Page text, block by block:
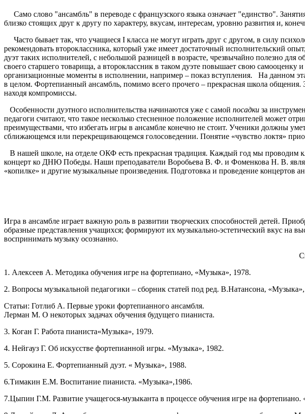
Само слово "ансамбль" в переводе с французского языка означает "единство".
близко стоящих друг к другу по характеру, вкусам, интересам, уровню развития и,
Часто бывает так, что учащиеся I класса не могут играть друг с другом, в силу
рекомендовать второклассника, который уже имеет достаточный исполнительский
дуэт таких исполнителей, с небольшой разницей в возрасте, чрезвычайно полезно
своего старшего товарища, а второклассник в таком дуэте повышает свою
организационные моменты в исполнении, например – показ вступления. На данном
в целом. Фортепианный ансамбль, помимо всего прочего – прекрасная школа
находя компромиссы.
Особенности дуэтного исполнительства начинаются уже с самой посадки за
педагоги считают, что такое несколько стесненное положение исполнителей может
преимуществами, что избегать игры в ансамбле конечно не стоит. Ученики должны
сближающемся или перекрещивающемся голосоведении. Понятие «чувство локтя»
В нашей школе, на отделе ОКФ есть прекрасная традиция. Каждый год мы
концерт ко ДНЮ Победы. Наши преподаватели Воробьева В. Ф. и Фоменкова Н. В.
«копилке» и другие музыкальные произведения. Подготовка и проведение
Игра в ансамбле играет важную роль в развитии творческих способностей детей.
образные представления учащихся; формируют их музыкально-эстетический вкус на
воспринимать музыку осознанно.
1. Алексеев А. Методика обучения игре на фортепиано, «Музыка», 1978.
2. Вопросы музыкальной педагогики – сборник статей под ред. В.Натансона,
Статьи: Готлиб А. Первые уроки фортепианного ансамбля.
Лерман М. О некоторых задачах обучения будущего пианиста.
3. Коган Г. Работа пианиста«Музыка», 1979.
4. Нейгауз Г. Об искусстве фортепианной игры. «Музыка», 1982.
5. Сорокина Е. Фортепианный дуэт. « Музыка», 1988.
6.Тимакин Е.М. Воспитание пианиста. «Музыка»,1986.
7.Цыпин Г.М. Развитие учащегося-музыканта в процессе обучения игре на фортепиано.